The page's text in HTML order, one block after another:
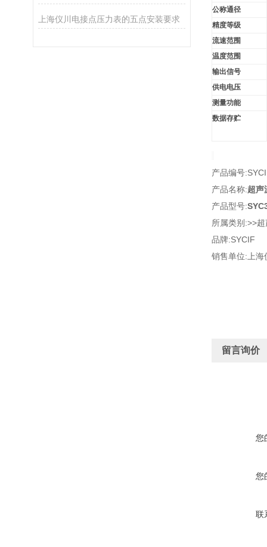
上海仪川电接点压力表的五点安装要求
公称通径
精度等级
流速范围
温度范围
输出信号
供电电压
测量功能
数据存贮
产品编号
产品名称:超声
产品型号:
所属类别:>>
品牌:SYCIF
销售单位:上海
留言询价
您
您
联